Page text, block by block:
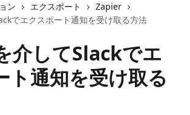
ン エクスポート
Zapier
でエクスポート通知を受け取る方法
介してSlackでエ
ト通知を受け取る